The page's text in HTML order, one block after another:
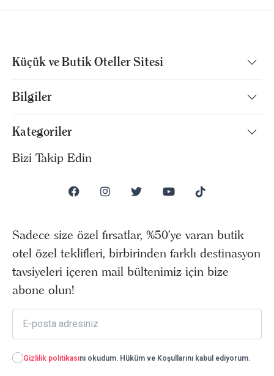
Küçük ve Butik Oteller Sitesi
Bilgiler
Kategoriler
Bizi Takip Edin
Sadece size özel fırsatlar, %50’ye varan butik
otel özel teklifleri, birbirinden farklı destinasyon
tavsiyeleri içeren mail bültenimiz için bize
abone olun!
Gizlilik politikasını okudum. Hüküm ve Koşullarını kabul ediyorum.